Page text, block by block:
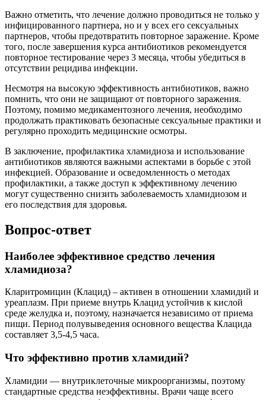
Важно отметить, что лечение должно проводиться не только у
инфицированного партнера, но и у всех его сексуальных
партнеров, чтобы предотвратить повторное заражение. Кроме
того, после завершения курса антибиотиков рекомендуется
повторное тестирование через 3 месяца, чтобы убедиться в
отсутствии рецидива инфекции.
Несмотря на высокую эффективность антибиотиков, важно
помнить, что они не защищают от повторного заражения.
Поэтому, помимо медикаментозного лечения, необходимо
продолжать практиковать безопасные сексуальные практики и
регулярно проходить медицинские осмотры.
В заключение, профилактика хламидиоза и использование
антибиотиков являются важными аспектами в борьбе с этой
инфекцией. Образование и осведомленность о методах
профилактики, а также доступ к эффективному лечению
могут существенно снизить заболеваемость хламидиозом и
его последствия для здоровья.
Вопрос-ответ
Наиболее эффективное средство лечения
хламидиоза?
Кларитромицин (Клацид) – активен в отношении хламидий и
уреаплазм. При приеме внутрь Клацид устойчив к кислой
среде желудка и, поэтому, назначается независимо от приема
пищи. Период полувыведения основного вещества Клацида
составляет 3,5-4,5 часа.
Что эффективно против хламидий?
Хламидии — внутриклеточные микроорганизмы, поэтому
стандартные средства неэффективны. Врачи чаще всего